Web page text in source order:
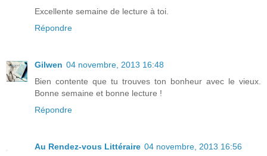
Excellente semaine de lecture à toi.
Répondre
Gilwen 04 novembre, 2013 16:48
Bien contente que tu trouves ton bonheur avec le vieux.
Bonne semaine et bonne lecture !
Répondre
Au Rendez-vous Littéraire 04 novembre, 2013 16:56